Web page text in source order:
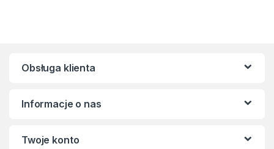
Obsługa klienta
Informacje o nas
Twoje konto